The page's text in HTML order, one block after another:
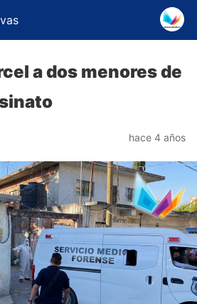
a dos menores de
hace 4 años